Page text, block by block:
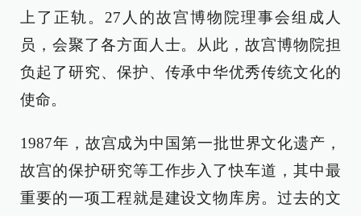
上了正轨。27人的故宫博物院理事会组成人
员，会聚了各方面人士。从此，故宫博物院担
负起了研究、保护、传承中华优秀传统文化的
使命。
1987年，故宫成为中国第一批世界文化遗产，
故宫的保护研究等工作步入了快车道，其中最
重要的一项工程就是建设文物库房。过去的文